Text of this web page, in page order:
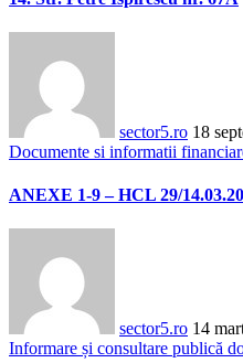
sector5.ro 18
Documente si informatii
ANEXE 1-9 – HCL 29/
sector5.ro 14
Informare și consultare publică